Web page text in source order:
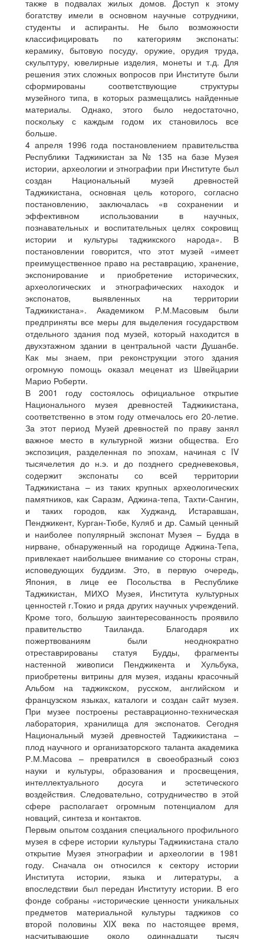
также в подвалах жилых домов. Доступ к этому
богатству имели в основном научные сотрудники,
студенты и аспиранты. Не было возможности
классифицировать по категориям экспонаты:
керамику, бытовую посуду, оружие, орудия труда,
скульптуру, ювелирные изделия, монеты и т.д. Для
решения этих сложных вопросов при Институте были
сформированы соответствующие структуры
музейного типа, в которых размещались найденные
материалы. Однако, этого было недостаточно,
поскольку с каждым годом их становилось все
больше.
4 апреля 1996 года постановлением правительства
Республики Таджикистан за № 135 на базе Музея
истории, археологии и этнографии при Институте был
создан Национальный музей древностей
Таджикистана, основная цель которого, согласно
постановлению, заключалась «в сохранении и
эффективном использовании в научных,
познавательных и воспитательных целях сокровищ
истории и культуры таджикского народа». В
постановлении говорится, что этот музей «имеет
преимущественное право на реставрацию, хранение,
экспонирование и приобретение исторических,
археологических и этнографических находок и
экспонатов, выявленных на территории
Таджикистана». Академиком Р.М.Масовым были
предприняты все меры для выделения государством
отдельного здания под музей, который находится в
двухэтажном здании в центральной части Душанбе.
Как мы знаем, при реконструкции этого здания
огромную помощь оказал меценат из Швейцарии
Марио Роберти.
В 2001 году состоялось официальное открытие
Национального музея древностей Таджикистана,
соответственно в этом году отмечалось его 20-летие.
За этот период Музей древностей по праву занял
важное место в культурной жизни общества. Его
экспозиция, разделенная по эпохам, начиная с IV
тысячелетия до н.э. и до позднего средневековья,
содержит экспонаты со всей территории
Таджикистана – из таких крупных археологических
памятников, как Саразм, Аджина-тепа, Тахти-Сангин,
и таких городов, как Худжанд, Истаравшан,
Пенджикент, Курган-Тюбе, Куляб и др. Самый ценный
и наиболее популярный экспонат Музея – Будда в
нирване, обнаруженный на городище Аджина-Тепа,
привлекает наибольшее внимание со стороны стран,
исповедующих буддизм. Это, в первую очередь,
Япония, в лице ее Посольства в Республике
Таджикистан, МИХО Музея, Института культурных
ценностей г.Токио и ряда других научных учреждений.
Кроме того, большую заинтересованность проявило
правительство Таиланда. Благодаря их
пожертвованиям были неоднократно
отреставрированы статуя Будды, фрагменты
настенной живописи Пенджикента и Хульбука,
приобретены витрины для музея, изданы красочный
Альбом на таджикском, русском, английском и
французском языках, каталоги и создан сайт музея.
При музее построены реставрационно-техническая
лаборатория, хранилища для экспонатов. Сегодня
Национальный музей древностей Таджикистана –
плод научного и организаторского таланта академика
Р.М.Масова – превратился в своеобразный союз
науки и культуры, образования и просвещения,
интеллектуального досуга и эстетического
воздействия. Следовательно, сотрудничество в этой
сфере располагает огромным потенциалом для
новаций, синтеза и контактов.
Первым опытом создания специального профильного
музея в сфере истории культуры Таджикистана стало
открытие Музея этнографии и археологии в 1981
году. Сначала он относился к сектору истории
Института истории, языка и литературы, а
впоследствии был передан Институту истории. В его
фонде собраны «исторические ценности уникальных
предметов материальной культуры таджиков со
второй половины XIX века по настоящее время,
насчитывающие около одиннадцати тысяч